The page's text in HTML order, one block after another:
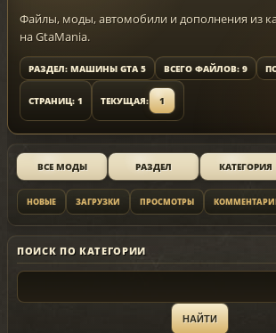
Файлы, моды, автомобили и дополнения из
на GtaMania.
РАЗДЕЛ: МАШИНЫ GTA 5 ВСЕГО ФАЙЛОВ: 9
СТРАНИЦ: 1 ТЕКУЩАЯ: 1
ВСЕ МОДЫ РАЗДЕЛ КАТЕГОРИЯ
НОВЫЕ ЗАГРУЗКИ ПРОСМОТРЫ
ПОИСК ПО КАТЕГОРИИ